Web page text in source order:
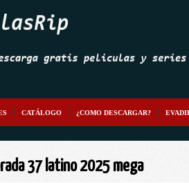
CATÁLOGO ¿COMO DESCARGAR?
37 latino 2025 mega